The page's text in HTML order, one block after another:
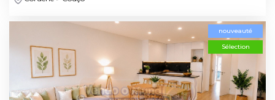
nouveauté
Sélection